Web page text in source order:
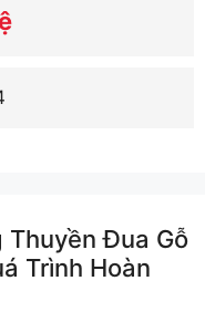
Đua Gỗ
Trình Hoàn